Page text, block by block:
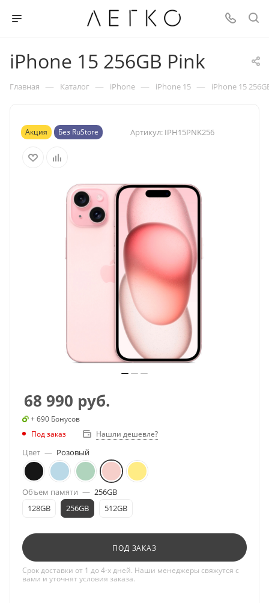
iPhone 15 256GB Pink
Главная — Каталог — iPhone — iPhone 15 — iPhone 15
Акция Без RuStore Артикул: IPH15PNK256
68 990 руб.
+ 690 Бонусов
Под заказ
Нашли дешевле?
Цвет — Розовый
Объем памяти — 256GB
128GB
256GB 512GB
ПОД ЗАКАЗ
Срок доставки от 1 до 4-х дней. Наши менеджеры свяжутся с
вами и уточнят условия заказа.